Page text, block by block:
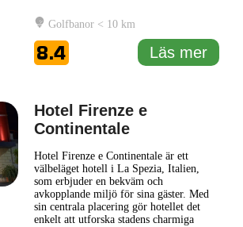
hemma. Hotellet kännetecknas av sina
noggrant inredda rum, som kombinerar
komfort med en känsla av stil. Varje rum
har moderna bekvämligheter,... Läs mer
Golfbanor < 10 km
8.4 Läs mer
Hotel Firenze e
Continentale
Hotel Firenze e Continentale är ett
välbeläget hotell i La Spezia, Italien,
som erbjuder en bekväm och
avkopplande miljö för sina gäster. Med
sin centrala placering gör hotellet det
enkelt att utforska stadens charmiga